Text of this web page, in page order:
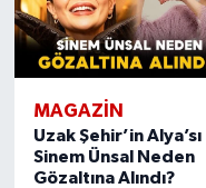
MAGAZIN
Uzak Şehir’in Alya’sı
Sinem Ünsal Neden
Gözaltına Alındı?